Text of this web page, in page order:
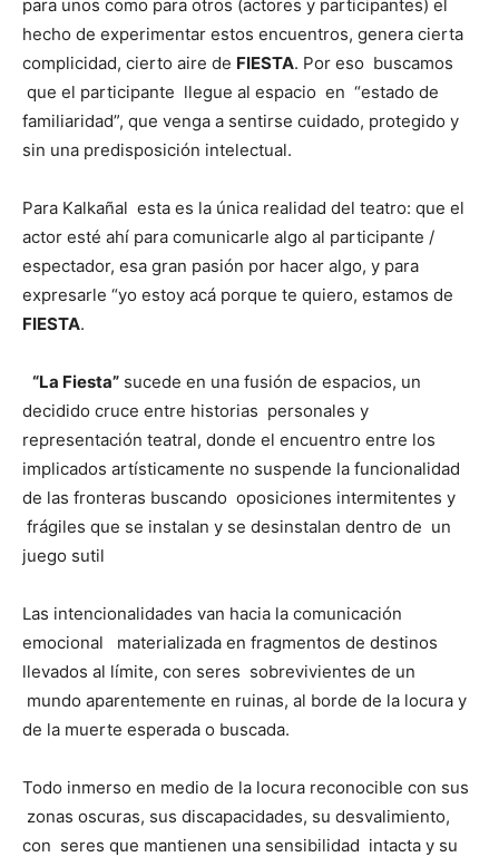
para unos como para otros (actores y participantes) el
hecho de experimentar estos encuentros, genera cierta
complicidad, cierto aire de FIESTA. Por eso buscamos
que el participante llegue al espacio en “estado de
familiaridad”, que venga a sentirse cuidado, protegido y
sin una predisposición intelectual.
Para Kalkañal esta es la única realidad del teatro: que el
actor esté ahí para comunicarle algo al participante /
espectador, esa gran pasión por hacer algo, y para
expresarle “yo estoy acá porque te quiero, estamos de
FIESTA.
“La Fiesta” sucede en una fusión de espacios, un
decidido cruce entre historias personales y
representación teatral, donde el encuentro entre los
implicados artísticamente no suspende la funcionalidad
de las fronteras buscando oposiciones intermitentes y
frágiles que se instalan y se desinstalan dentro de un
juego sutil
Las intencionalidades van hacia la comunicación
emocional materializada en fragmentos de destinos
llevados al límite, con seres sobrevivientes de un
mundo aparentemente en ruinas, al borde de la locura y
de la muerte esperada o buscada.
Todo inmerso en medio de la locura reconocible con sus
zonas oscuras, sus discapacidades, su desvalimiento,
con seres que mantienen una sensibilidad intacta y su